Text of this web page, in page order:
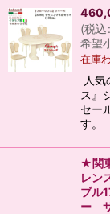
(税込:
希望
在庫
人
ス』
セー
す。
★関
レン
ブル
ー